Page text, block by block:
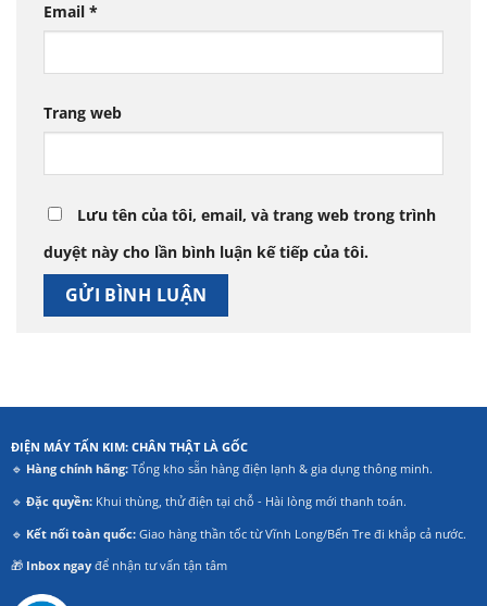
Email *
Trang web
Lưu tên của tôi, email, và trang web trong trình
duyệt này cho lần bình luận kế tiếp của tôi.
ĐIỆN MÁY TẤN KIM: CHÂN THẬT LÀ GỐC
🔹 Hàng chính hãng:Tổng kho sẵn hàng điện lạnh & gia dụng thông minh.
🔹 Đặc quyền:Khui thùng, thử điện tại chỗ - Hài lòng mới thanh toán.
🔹 Kết nối toàn quốc:Giao hàng thần tốc từ Vĩnh Long/Bến Tre đi khắp cả nước.
🎁 Inbox ngayđể nhận tư vấn tận tâm